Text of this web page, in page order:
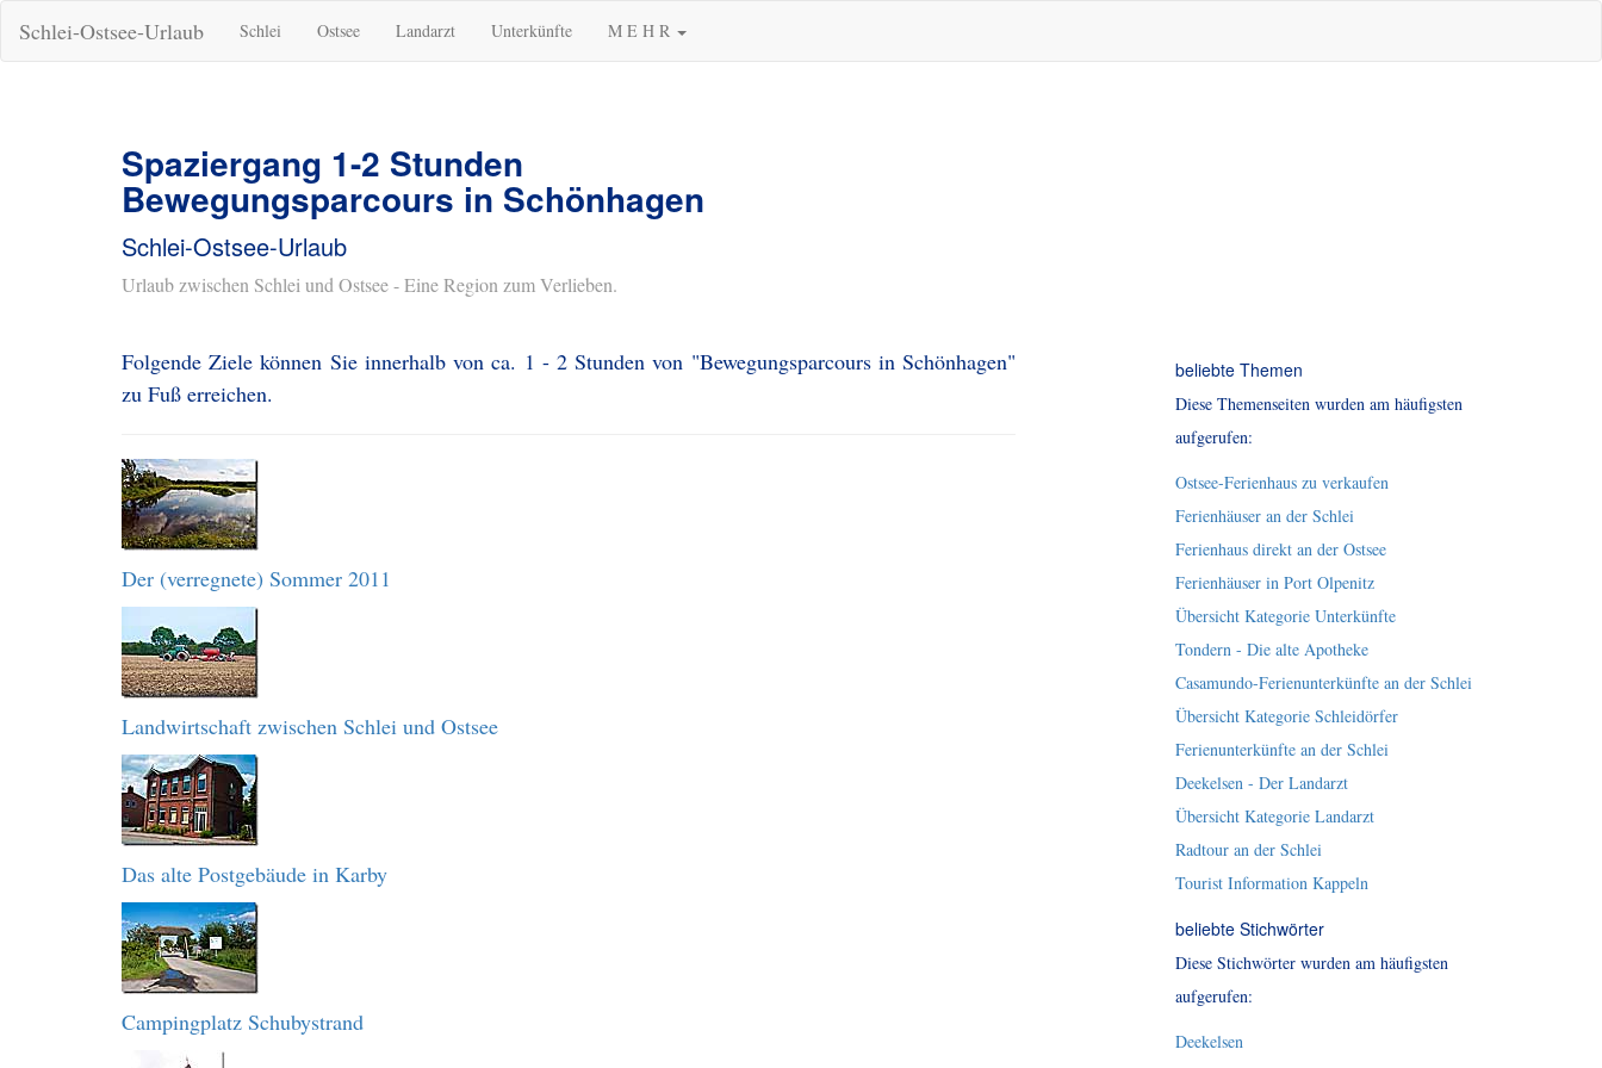
Schlei-Ostsee-Urlaub Schlei Ostsee Landarzt Unterkünfte M E H R
Spaziergang 1-2 Stunden
Bewegungsparcours in Schönhagen
Schlei-Ostsee-Urlaub
Urlaub zwischen Schlei und Ostsee - Eine Region zum Verlieben.
Folgende Ziele können Sie innerhalb von ca. 1 - 2 Stunden von "Bewegungsparcours in Schönhagen"
zu Fuß erreichen.
Der (verregnete) Sommer 2011
Landwirtschaft zwischen Schlei und Ostsee
Das alte Postgebäude in Karby
Campingplatz Schubystrand
beliebte Themen
Diese Themenseiten wurden am häufigsten
aufgerufen:
Ostsee-Ferienhaus zu verkaufen
Ferienhäuser an der Schlei
Ferienhaus direkt an der Ostsee
Ferienhäuser in Port Olpenitz
Übersicht Kategorie Unterkünfte
Tondern - Die alte Apotheke
Casamundo-Ferienunterkünfte an der Schlei
Übersicht Kategorie Schleidörfer
Ferienunterkünfte an der Schlei
Deekelsen - Der Landarzt
Übersicht Kategorie Landarzt
Radtour an der Schlei
Tourist Information Kappeln
beliebte Stichwörter
Diese Stichwörter wurden am häufigsten
aufgerufen:
Deekelsen